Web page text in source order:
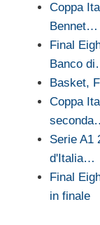
Coppa
Bennet…
Final
Banco
Basket,
Coppa
Serie A1
d'Italia…
Final
in finale